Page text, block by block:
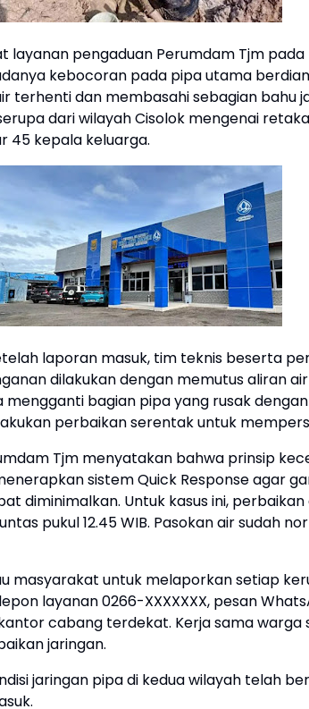
pengaduan Perumdam Tjm pada
kebocoran pada pipa utama
terhenti dan membasahi sebagian bahu
dari wilayah Cisolok mengenai
45 kepala keluarga.
laporan masuk, tim teknis beserta
dilakukan dengan memutus aliran
bagian pipa yang rusak
perbaikan serentak untuk
Tjm menyatakan bahwa prinsip
sistem Quick Response agar
diminimalkan. Untuk kasus ini, perbaikan
pukul 12.45 WIB. Pasokan air sudah
masyarakat untuk melaporkan setiap
layanan 0266-XXXXXXX, pesan
cabang terdekat. Kerja sama
jaringan.
jaringan pipa di kedua wilayah telah